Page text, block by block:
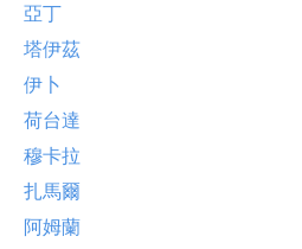
亞丁
塔伊茲
伊卜
荷台達
穆卡拉
扎馬爾
阿姆蘭